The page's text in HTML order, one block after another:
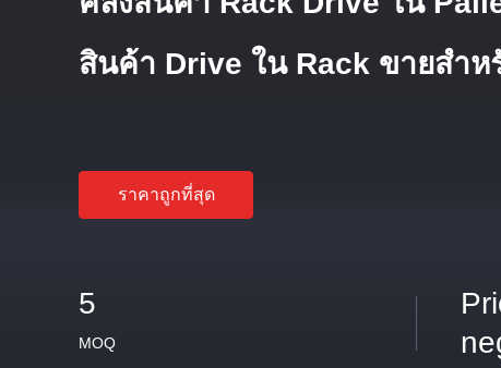
สินค้า Drive ใน Rack ขายสําห
ราคาถูกที่สุด
5
MOQ